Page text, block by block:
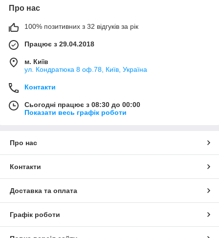
Про нас
100% позитивних з 32 відгуків за рік
Працює з 29.04.2018
м. Київ
ул. Кондратюка 8 оф.78, Київ, Україна
Контакти
Сьогодні працює з 08:30 до 00:00
Показати весь графік роботи
Про нас
Контакти
Доставка та оплата
Графік роботи